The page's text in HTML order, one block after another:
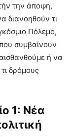
την άποψη,
διανοηθούν τι
Πόλεμο,
συμβαίνουν
ή να
δρόμους
1: Νέα